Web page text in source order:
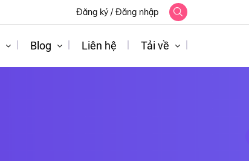
Đăng ký /Đăng nhập
Blog Liên hệ Tải về